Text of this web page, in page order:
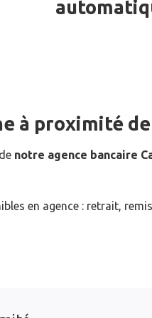
à proximité de
notre agence bancaire
en agence : retrait,